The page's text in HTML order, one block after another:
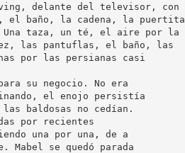
delante del televisor, con
baño, la cadena, la puertita
taza, un té, el aire por la
las pantuflas, el baño, las
por las persianas casi
su negocio. No era
el enojo persistía
baldosas no cedían.
por recientes
una por una, de a
Mabel se quedó parada